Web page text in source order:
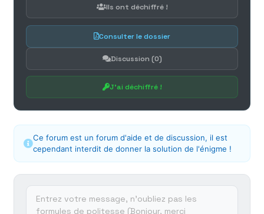
Ils ont déchiffré !
Consulter le dossier
Discussion (0)
J'ai déchiffré !
Ce forum est un forum d'aide et de discussion, il est
cependant interdit de donner la solution de l'énigme !